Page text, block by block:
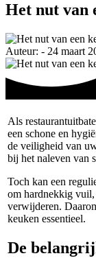
Het nut van
Auteur: - 24 maart
Als
een schone en
de veiligheid van
bij het naleven van
Toch kan een
om hardnekkig
verwijderen.
keuken essentieel.
De